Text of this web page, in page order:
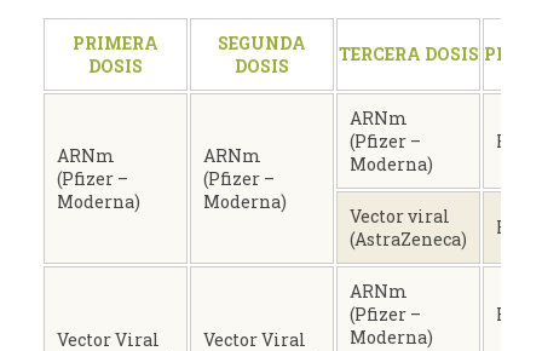
PRIMERA
DOSIS
SEGUNDA
DOSIS
TERCERA DOSIS
ARNm
(Pfizer –
Moderna)
ARNm
(Pfizer –
Moderna)
ARNm
(Pfizer –
Moderna)
Vector viral
(AstraZeneca)
Vector Viral
Vector Viral
ARNm
(Pfizer –
Moderna)